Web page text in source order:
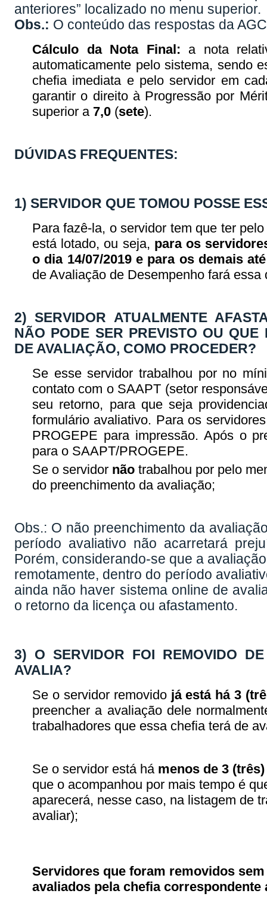
anteriores” localizado no menu superior.
Obs.: O conteúdo das respostas da
Cálculo da Nota Final: a nota
automaticamente pelo sistema, sendo
chefia imediata e pelo servidor em
garantir o direito à Progressão por
superior a 7,0 (sete).
DÚVIDAS FREQUENTES:
1) SERVIDOR QUE TOMOU POSSE
Para fazê-la, o servidor tem que ter
está lotado, ou seja, para os
o dia 14/07/2019 e para os demais
de Avaliação de Desempenho fará
2) SERVIDOR ATUALMENTE
NÃO PODE SER PREVISTO OU QUE
DE AVALIAÇÃO, COMO PROCEDER?
Se esse servidor trabalhou por no
contato com o SAAPT (setor
seu retorno, para que seja
formulário avaliativo. Para os
PROGEPE para impressão. Após o
para o SAAPT/PROGEPE.
Se o servidor não trabalhou por pelo
do preenchimento da avaliação;
Obs.: O não preenchimento da
período avaliativo não acarretará
Porém, considerando-se que a
remotamente, dentro do período
ainda não haver sistema online de
o retorno da licença ou afastamento.
3) O SERVIDOR FOI REMOVIDO
AVALIA?
Se o servidor removido já está há 3
preencher a avaliação dele
trabalhadores que essa chefia terá de
Se o servidor está há menos de 3
que o acompanhou por mais tempo é
aparecerá, nesse caso, na listagem de
avaliar);
Servidores que foram removidos
avaliados pela chefia correspondente